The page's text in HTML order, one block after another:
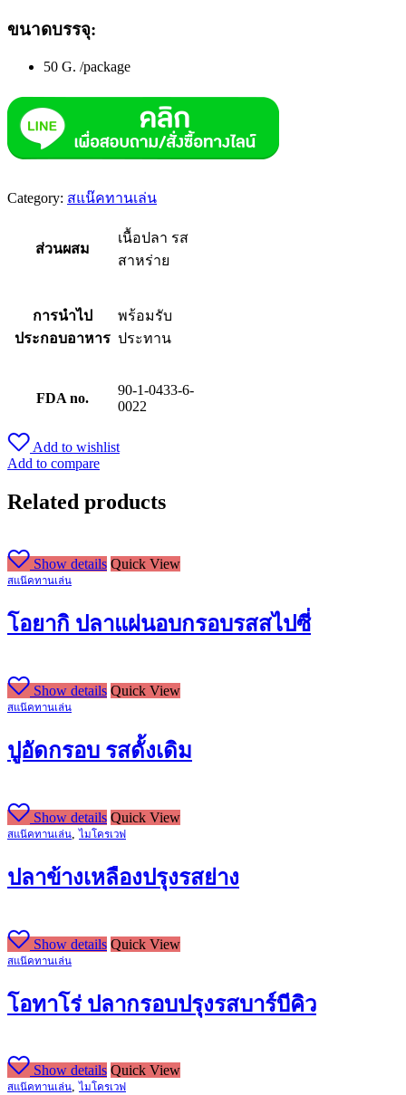
ขนาดบรรจุ:
50 G. /package
Category: สแน๊คทานเล่น
ส่วนผสม
เนื้อปลา รส
สาหร่าย
การนำไป
ประกอบอาหาร
พร้อมรับ
ประทาน
FDA no.
90-1-0433-6-
0022
Add to wishlist
Add to compare
Related products
Show details Quick View
สแน๊คทานเล่น
โอยากิ ปลาแผ่นอบกรอบรสสไปซี่
Show details Quick View
สแน๊คทานเล่น
ปูอัดกรอบ รสดั้งเดิม
Show details Quick View
สแน๊คทานเล่น ,ไมโครเวฟ
ปลาข้างเหลืองปรุงรสย่าง
Show details Quick View
สแน๊คทานเล่น
โอทาโร่ ปลากรอบปรุงรสบาร์บีคิว
Show details Quick View
สแน๊คทานเล่น,ไมโครเวฟ